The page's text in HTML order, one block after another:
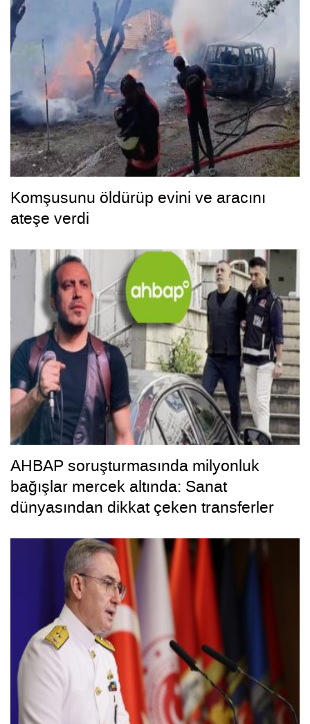
Komşusunu öldürüp evini ve aracını
ateşe verdi
AHBAP soruşturmasında milyonluk
bağışlar mercek altında: Sanat
dünyasından dikkat çeken transferler